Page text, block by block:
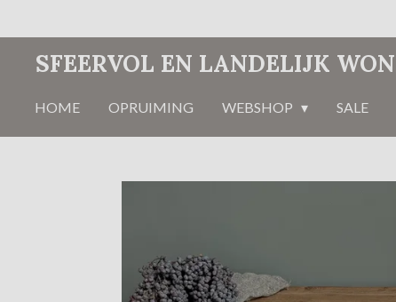
hoofdinhoud
SFEERVOL EN LANDELIJK
HOME OPRUIMING WEBSHOP SALE